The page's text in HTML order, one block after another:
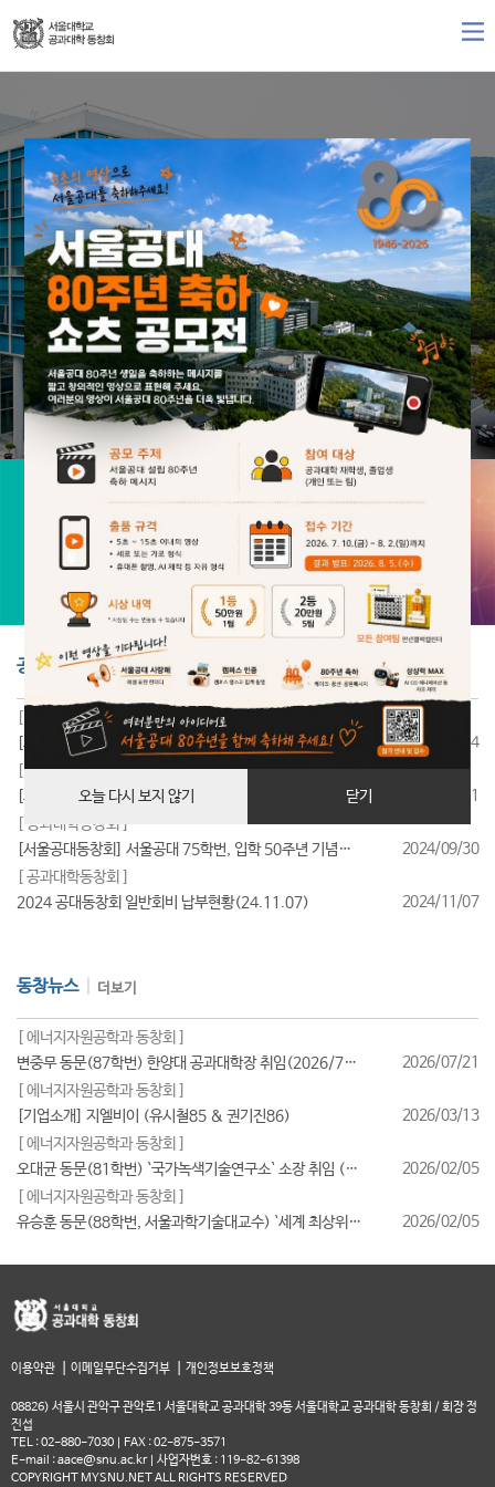
오늘 다시 보지 않기 닫기
공지사항 더보기
[ 공과대학동창회 ]
[서울공대동창회] 서울공대 85학번, 입학 40주년 기념행사 성료
2025/07/24
[ 공과대학동창회 ]
[서울공대동창회] 서울공대 95학번, 입학 30주년 기념행사 성료
2025/07/11
[ 공과대학동창회 ]
[서울공대동창회] 서울공대 75학번, 입학 50주년 기념행사 성료
2024/09/30
[ 공과대학동창회 ]
2024 공대동창회 일반회비 납부현황(24.11.07)
2024/11/07
동창뉴스 더보기
[ 에너지자원공학과 동창회 ]
변중무 동문(87학번) 한양대 공과대학장 취임(2026/7/1일자)
2026/07/21
[ 에너지자원공학과 동창회 ]
[기업소개] 지엘비이 (유시철85 & 권기진86)
2026/03/13
[ 에너지자원공학과 동창회 ]
오대균 동문(81학번) `국가녹색기술연구소` 소장 취임 (2026/2월)
2026/02/05
[ 에너지자원공학과 동창회 ]
유승훈 동문(88학번, 서울과학기술대교수) `세계 최상위 연구자 2025` 등재
2026/02/05
이용약관 이메일무단수집거부 개인정보보호정책
08826) 서울시 관악구 관악로1 서울대학교 공과대학 39동 서울대학교 공과대학 동창회 / 회장 정
진섭
TEL : 02-880-7030 | FAX : 02-875-3571
E-mail : aace@snu.ac.kr | 사업자번호 : 119-82-61398
COPYRIGHT MYSNU.NET ALL RIGHTS RESERVED